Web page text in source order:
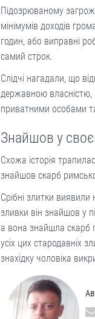
Підозрюваному
мінімумів доходів
годин, або виправні
самий строк.
Слідчі нагадали, що
державною
приватними особами
Знайшов у
Схожа історія
знайшов скарб
Срібні злитки
зливки він знайшов у
а вона знайшла скарб
усіх цих стародавніх
знахідку чоловіка